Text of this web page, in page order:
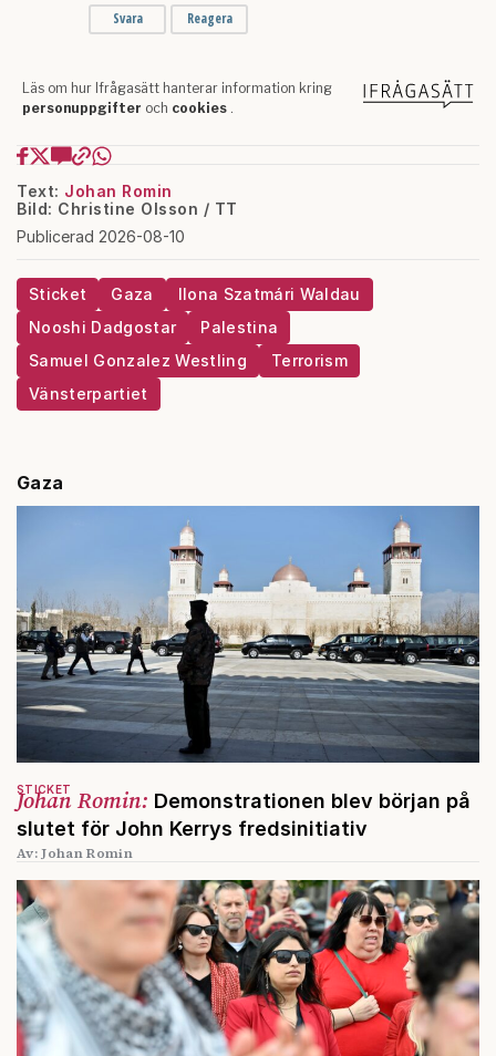
Text: Johan Romin
Bild: Christine Olsson / TT
Publicerad 2026-08-10
Sticket Gaza
Ilona Szatmári Waldau
Nooshi Dadgostar
Palestina
Samuel Gonzalez Westling
Terrorism
Vänsterpartiet
Gaza
Johan Romin: Demonstrationen blev början på
slutet för John Kerrys fredsinitiativ
STICKET
Av: Johan Romin